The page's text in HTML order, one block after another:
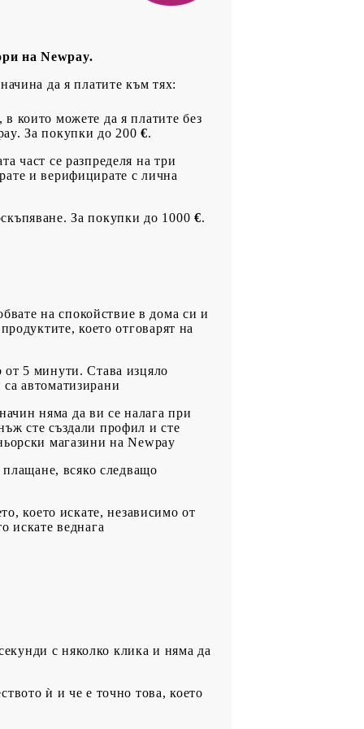
на Newpay.
да я платите към тях:
които можете да я платите без
За покупки до 200€.
част се разпределя на три
и верифицирате с лична
За покупки до 1000 €.
на спокойствие в дома си и
което отговарят на
от 5 минути. Става изцяло
автоматизирани
няма да ви се налага при
сте създали профил и сте
магазини на Newpay
всяко следващо
което искате, независимо от
искате веднага
с няколко клика и няма да
ѝ и че е точно това, което